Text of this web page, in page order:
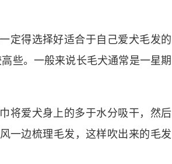
定得选择好适合于自己爱犬毛发的
些。一般来说长毛犬通常是一星期
将爱犬身上的多于水分吸干，然后
一边梳理毛发，这样吹出来的毛发